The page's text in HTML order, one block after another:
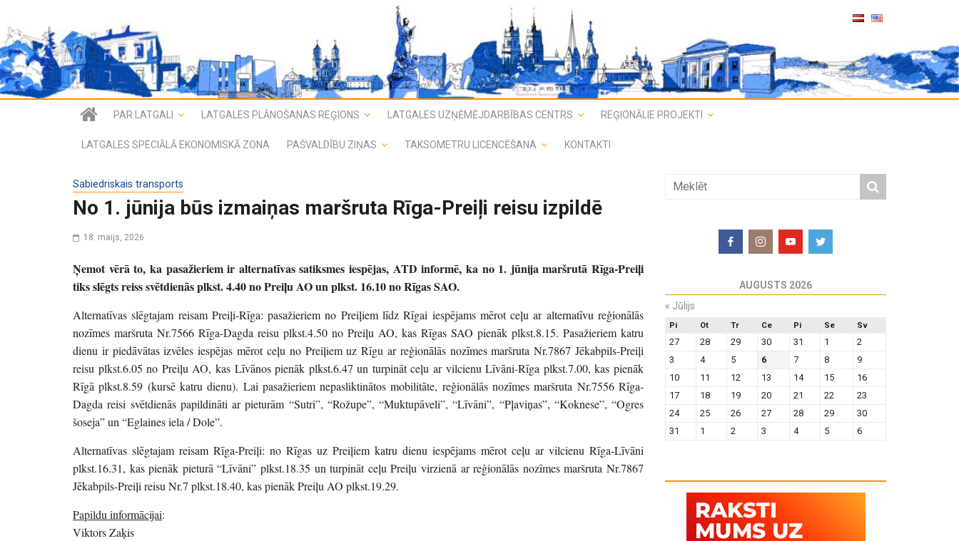
PAR LATGALI LATGALES PLĀNOŠANAS REĢIONS LATGALES UZŅĒMĒJDARBĪBAS CENTRS REĢIONĀLIE PROJEKTI
LATGALES SPECIĀLĀ EKONOMISKĀ ZONA PAŠVALDĪBU ZIŅAS TAKSOMETRU LICENCĒŠANA KONTAKTI
Sabiedriskais transports
No 1. jūnija būs izmaiņas maršruta Rīga-Preiļi reisu izpildē
18. maijs, 2026
Ņemot vērā to, ka pasažieriem ir alternatīvas satiksmes iespējas, ATD informē, ka no 1. jūnija maršrutā Rīga-Preiļi
tiks slēgts reiss svētdienās plkst. 4.40 no Preiļu AO un plkst. 16.10 no Rīgas SAO.
Alternatīvas slēgtajam reisam Preiļi-Rīga: pasažieriem no Preiļiem līdz Rīgai iespējams mērot ceļu ar alternatīvu reģionālās
nozīmes maršruta Nr.7566 Rīga-Dagda reisu plkst.4.50 no Preiļu AO, kas Rīgas SAO pienāk plkst.8.15. Pasažieriem katru
dienu ir piedāvātas izvēles iespējas mērot ceļu no Preiļiem uz Rīgu ar reģionālās nozīmes maršruta Nr.7867 Jēkabpils-Preiļi
reisu plkst.6.05 no Preiļu AO, kas Līvānos pienāk plkst.6.47 un turpināt ceļu ar vilcienu Līvāni-Rīga plkst.7.00, kas pienāk
Rīgā plkst.8.59 (kursē katru dienu). Lai pasažieriem nepasliktinātos mobilitāte, reģionālās nozīmes maršruta Nr.7556 Rīga-
Dagda reisi svētdienās papildināti ar pieturām “Sutri”, “Rožupe”, “Muktupāveli”, “Līvāni”, “Pļaviņas”, “Koknese”, “Ogres
šoseja” un “Eglaines iela / Dole”.
Alternatīvas slēgtajam reisam Rīga-Preiļi: no Rīgas uz Preiļiem katru dienu iespējams mērot ceļu ar vilcienu Rīga-Līvāni
plkst.16.31, kas pienāk pieturā “Līvāni” plkst.18.35 un turpināt ceļu Preiļu virzienā ar reģionālās nozīmes maršruta Nr.7867
Jēkabpils-Preiļi reisu Nr.7 plkst.18.40, kas pienāk Preiļu AO plkst.19.29.
Papildu informācijai:
Viktors Zaķis
AUGUSTS 2026
« Jūlijs
Pi Ot Tr Ce Pi Se Sv
27 28 29 30 31 1
2
3
4 5 6 7 8
9
10
11 12 13 14 15
16
17
18 19 20 21 22
23
24
25 26 27 28 29
30
31
1 2 3 4 5 6